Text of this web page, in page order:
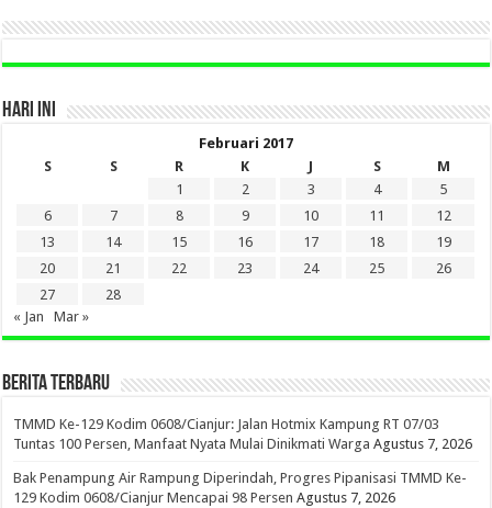
HARI INI
Februari 2017
S
S R K J S
M
1
2 3 4
5
6
7 8 9 10 11
12
13
14 15 16 17 18
19
20
21 22 23 24 25
26
27
28
« Jan
Mar »
BERITA TERBARU
TMMD Ke-129 Kodim 0608/Cianjur: Jalan Hotmix Kampung RT 07/03
Tuntas 100 Persen, Manfaat Nyata Mulai Dinikmati Warga Agustus 7, 2026
Bak Penampung Air Rampung Diperindah, Progres Pipanisasi TMMD Ke-
129 Kodim 0608/Cianjur Mencapai 98 Persen Agustus 7, 2026